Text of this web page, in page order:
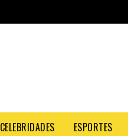
CELEBRIDADES ESPORTES